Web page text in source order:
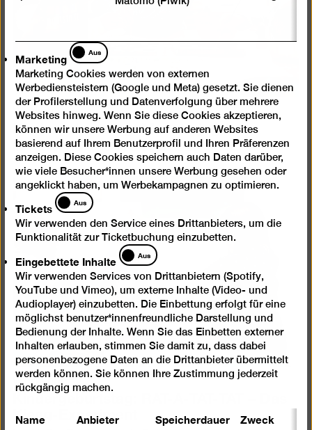
Workshop
Kindergeburtstag: Monsterjagd
Im Atelier Bunter Jakob Geburtstag feiern
Workshop
Kindergeburtstag: RAT-A-TAT-TAT – Das
Klang-Experiment
Marketing
Marketing
Aus
Marketing Cookies werden von externen
Werbediensteistern (Google und Meta) gesetzt. Sie dienen
der Profilerstellung und Datenverfolgung über mehrere
Websites hinweg. Wenn Sie diese Cookies akzeptieren,
können wir unsere Werbung auf anderen Websites
basierend auf Ihrem Benutzerprofil und Ihren Präferenzen
anzeigen. Diese Cookies speichern auch Daten darüber,
wie viele Besucher*innen unsere Werbung gesehen oder
angeklickt haben, um Werbekampagnen zu optimieren.
Tickets
Tickets
Aus
Wir verwenden den Service eines Drittanbieters, um die
Funktionalität zur Ticketbuchung einzubetten.
Eingebettete Inhalte
Eingebettete
Inhalte
Aus
Wir verwenden Services von Drittanbietern (Spotify,
YouTube und Vimeo), um externe Inhalte (Video- und
Audioplayer) einzubetten. Die Einbettung erfolgt für eine
möglichst benutzer*innenfreundliche Darstellung und
Bedienung der Inhalte. Wenn Sie das Einbetten externer
Inhalten erlauben, stimmen Sie damit zu, dass dabei
personenbezogene Daten an die Drittanbieter übermittelt
werden können. Sie können Ihre Zustimmung jederzeit
rückgängig machen.
Name Anbieter Speicherdauer Zweck